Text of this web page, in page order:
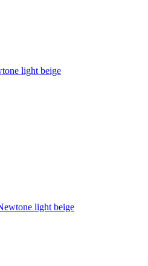
light beige
light beige